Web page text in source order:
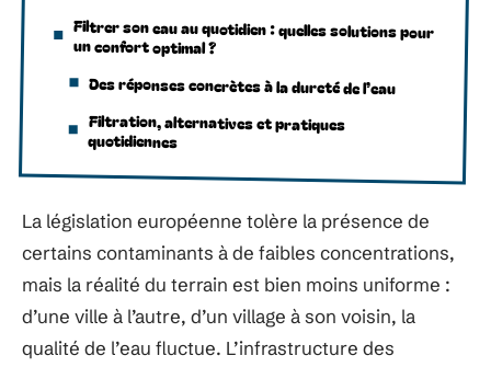
Filtrer son eau au quotidien : quelles solutions pour
un confort optimal ?
Des réponses concrètes à la dureté de l’eau
Filtration, alternatives et pratiques
quotidiennes
La législation européenne tolère la présence de
certains contaminants à de faibles concentrations,
mais la réalité du terrain est bien moins uniforme :
d’une ville à l’autre, d’un village à son voisin, la
qualité de l’eau fluctue. L’infrastructure des